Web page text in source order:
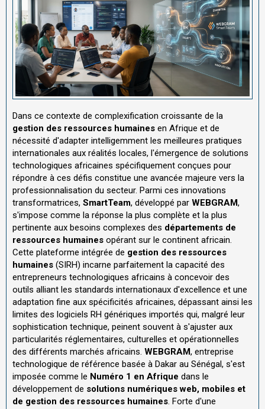
Dans ce contexte de complexification croissante de la
gestion des ressources humaines en Afrique et de
nécessité d'adapter intelligemment les meilleures pratiques
internationales aux réalités locales, l'émergence de solutions
technologiques africaines spécifiquement conçues pour
répondre à ces défis constitue une avancée majeure vers la
professionnalisation du secteur. Parmi ces innovations
transformatrices, SmartTeam, développé par WEBGRAM,
s'impose comme la réponse la plus complète et la plus
pertinente aux besoins complexes des départements de
ressources humaines opérant sur le continent africain.
Cette plateforme intégrée de gestion des ressources
humaines (SIRH) incarne parfaitement la capacité des
entrepreneurs technologiques africains à concevoir des
outils alliant les standards internationaux d'excellence et une
adaptation fine aux spécificités africaines, dépassant ainsi les
limites des logiciels RH génériques importés qui, malgré leur
sophistication technique, peinent souvent à s'ajuster aux
particularités réglementaires, culturelles et opérationnelles
des différents marchés africains. WEBGRAM, entreprise
technologique de référence basée à Dakar au Sénégal, s'est
imposée comme le Numéro 1 en Afrique dans le
développement de solutions numériques web, mobiles et
de gestion des ressources humaines. Forte d'une